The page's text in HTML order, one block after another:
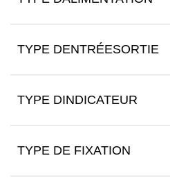
TYPE DENTRÉESORTIE
TYPE DINDICATEUR
TYPE DE FIXATION